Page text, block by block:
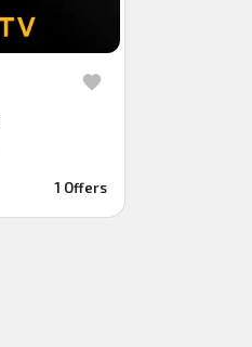
1 Offers